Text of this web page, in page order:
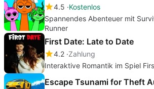
4.5 Kostenlos
Spannendes Abenteuer mit
Runner
First Date: Late to Date
4.2 Zahlung
Interaktive Romantik im Spiel
Escape Tsunami for Theft